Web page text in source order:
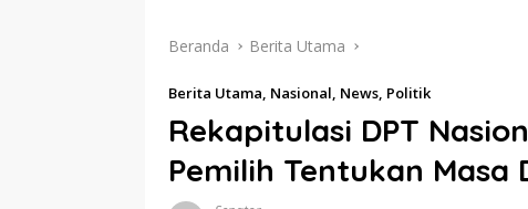
Beranda Berita Utama
Berita Utama, Nasional, News, Politik
Rekapitulasi DPT
Pemilih Tentukan Masa